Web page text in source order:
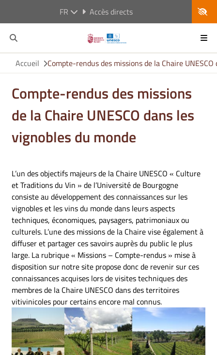
FR Accès directs
Accueil Compte-rendus des missions de la Chaire
Compte-rendus des missions
de la Chaire UNESCO dans les
vignobles du monde
L’un des objectifs majeurs de la Chaire UNESCO « Culture
et Traditions du Vin » de l’Université de Bourgogne
consiste au développement des connaissances sur les
vignobles et les vins du monde dans leurs aspects
techniques, économiques, paysagers, patrimoniaux ou
culturels. L’une des missions de la Chaire vise également à
diffuser et partager ces savoirs auprès du public le plus
large. La rubrique « Missions – Compte-rendus » mise à
disposition sur notre site propose donc de revenir sur ces
connaissances acquises lors de visites techniques des
membres de la Chaire UNESCO dans des territoires
vitivinicoles pour certains encore mal connus.